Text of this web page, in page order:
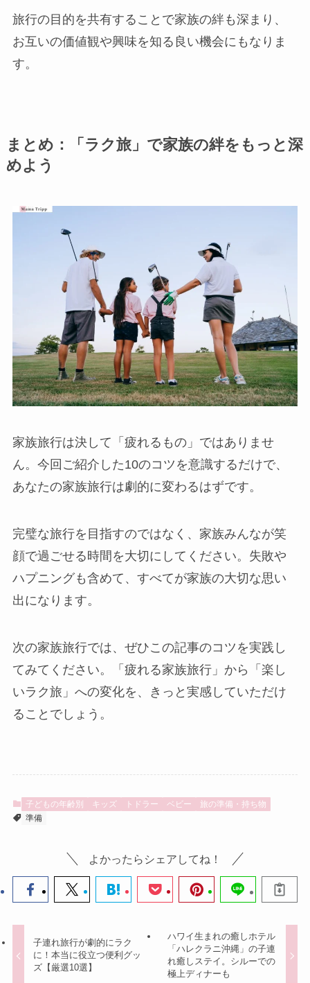
旅行の目的を共有することで家族の絆も深まり、
お互いの価値観や興味を知る良い機会にもなりま
す。
まとめ：「ラク旅」で家族の絆をもっと深
めよう
家族旅行は決して「疲れるもの」ではありませ
ん。今回ご紹介した10のコツを意識するだけで、
あなたの家族旅行は劇的に変わるはずです。
完璧な旅行を目指すのではなく、家族みんなが笑
顔で過ごせる時間を大切にしてください。失敗や
ハプニングも含めて、すべてが家族の大切な思い
出になります。
次の家族旅行では、ぜひこの記事のコツを実践し
てみてください。「疲れる家族旅行」から「楽し
いラク旅」への変化を、きっと実感していただけ
ることでしょう。
子どもの年齢別 キッズ トドラー ベビー
旅の準備・持ち物
準備
よかったらシェアしてね！
子連れ旅行が劇的にラク
に！本当に役立つ便利グッ
ズ【厳選10選】
ハワイ生まれの癒しホテル
「ハレクラニ沖縄」の子連
れ癒しステイ。シルーでの
極上ディナーも